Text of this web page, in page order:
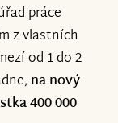
práce
z vlastních
od 1 do 2
na nový
400 000